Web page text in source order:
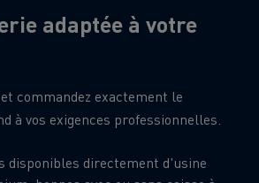
adaptée à votre
commandez exactement le
à vos exigences professionnelles.
disponibles directement d'usine